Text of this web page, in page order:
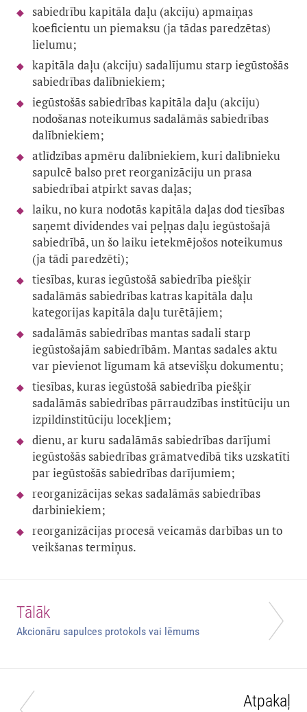
sabiedrību kapitāla daļu (akciju) apmaiņas
koeficientu un piemaksu (ja tādas paredzētas)
lielumu;
kapitāla daļu (akciju) sadalījumu starp iegūstošās
sabiedrības dalībniekiem;
iegūstošās sabiedrības kapitāla daļu (akciju)
nodošanas noteikumus sadalāmās sabiedrības
dalībniekiem;
atlīdzības apmēru dalībniekiem, kuri dalībnieku
sapulcē balso pret reorganizāciju un prasa
sabiedrībai atpirkt savas daļas;
laiku, no kura nodotās kapitāla daļas dod tiesības
saņemt dividendes vai peļņas daļu iegūstošajā
sabiedrībā, un šo laiku ietekmējošos noteikumus
(ja tādi paredzēti);
tiesības, kuras iegūstošā sabiedrība piešķir
sadalāmās sabiedrības katras kapitāla daļu
kategorijas kapitāla daļu turētājiem;
sadalāmās sabiedrības mantas sadali starp
iegūstošajām sabiedrībām. Mantas sadales aktu
var pievienot līgumam kā atsevišķu dokumentu;
tiesības, kuras iegūstošā sabiedrība piešķir
sadalāmās sabiedrības pārraudzības institūciju un
izpildinstitūciju locekļiem;
dienu, ar kuru sadalāmās sabiedrības darījumi
iegūstošās sabiedrības grāmatvedībā tiks uzskatīti
par iegūstošās sabiedrības darījumiem;
reorganizācijas sekas sadalāmās sabiedrības
darbiniekiem;
reorganizācijas procesā veicamās darbības un to
veikšanas termiņus.
Tālāk
Akcionāru sapulces protokols vai lēmums
Atpakaļ